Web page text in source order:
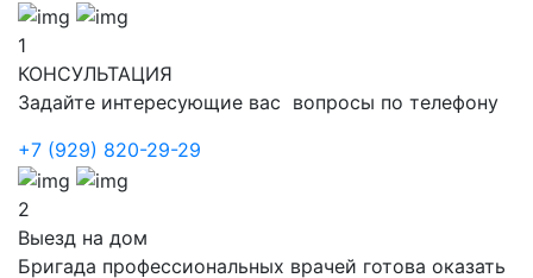
1
КОНСУЛЬТАЦИЯ
Задайте интересующие вас вопросы по телефону
+7 (929) 820-29-29
2
Выезд на дом
Бригада профессиональных врачей готова оказать